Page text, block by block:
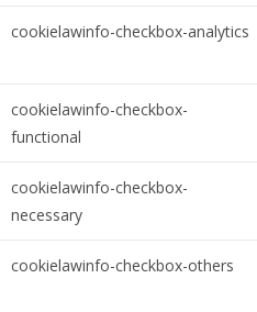
cookielawinfo-checkbox-analytics
cookielawinfo-checkbox-
functional
cookielawinfo-checkbox-
necessary
cookielawinfo-checkbox-others